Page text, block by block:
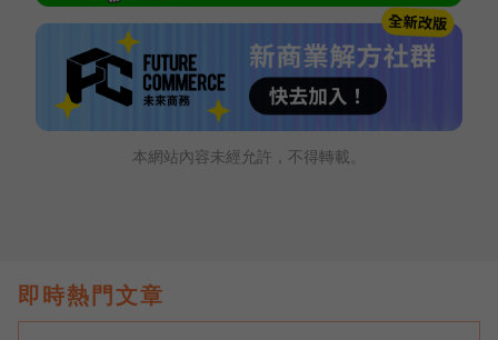
本網站內容未經允許，不得轉載。
即時熱門文章